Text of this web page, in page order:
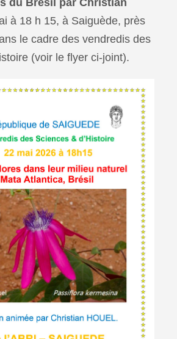
à 18 h 15, à Saiguède, près
le cadre des vendredis des
(voir le flyer ci-joint).